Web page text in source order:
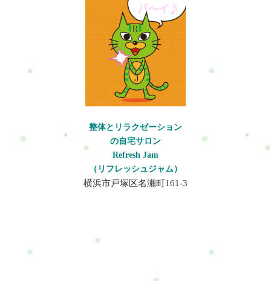
index:10000 !important;}.ui-datepicker-calendar th,.ui-datepicker-
calendar td{min-width:unset !important;}select.ui-datepicker-
year,select.ui-datepicker-month{height:2em
!important;gap:5px;}span.del + span.del{display:none !important;}お
問合せ・ご予約フォーム内容の確認以下の内容で送信します。
よろしいですか？氏名必須メールアドレス必須お問い合わせ内
容必須お問い合わせ内容によっては回答できない場合もござい
ご同意の上、お問い合わせ内容の確認に進んでください。
常のストレッチや体のケアを行い、筋肉のバランスを整えるこ
とが大切です。整体を取り入れることで、姿勢改善や疲労の軽
減にもつながります。初めての方はまずこちらへRefresh Jamー
ロードマップ◆ 安心できる施術を、1度体験してみるお申し込み
方法はこちら・ホットペッパービューティー…予約可・LINE公
式…予約・トークでやり取り・お得情報・楽天ビューティー…
予約可・minimo…予約可・誰でも使えるWEB予約…予約可※掲
載サイトによって料金やコースが違います。無理なく、安心し
て選んでくださいね。#ui-datepicker-div{z-index:10000
!important;}.ui-datepicker-calendar th,.ui-datepicker-calendar td{min-
width:unset !important;}select.ui-datepicker-year,select.ui-datepicker-
month{height:2em !important;gap:5px;}span.del +
span.del{display:none !important;}お問合せ・ご予約フォーム内容
ため、定期的な体のケアを行うことで不調の予防にもつながり
ます。横浜市戸塚区で体の不調にお悩みの方は、整体・自宅サ
ロンRefresh Jamへお気軽にご相談ください。肩こりや腰痛など
日常生活で起こりやすい不調のケアを通して、今の生活や仕事
を続けられるカラダとココロづくりをサポートしています。よ
くある質問Q:保育士はなぜ腰痛になりやすいのですか？A：子ど
もを抱っこする動作や中腰姿勢が多いため、腰の筋肉や骨盤に
負担がかかりやすいからです。膝を使って持ち上げる動作を意
ありますか？A：肩甲骨を動かすストレッチや胸の筋肉を伸ばす
体操が効果的です。小胸筋の緊張を緩めることで肩こりの予防
につながります。Q:整体は保育士の体のケアに向いています
か？A：はい。整体では姿勢バランスや筋肉の緊張を整えること
で、肩こりや腰痛などの負担を軽減するサポートができます。
の予防や改善につながります。体の不調を感じたときは早めの
ケアを行い、無理をしないことが大切です。初めての方はまず
ある小胸筋が縮み、肩甲骨の位置が変わることで肩こりや首こ
りが悪化しやすくなります。放置するとどうなる 体の不調をそ
のままにしておくと、次のような問題につながることがありま
す。・慢性的な肩こり・腰痛の悪化・頭痛・腕のしびれ・疲労
感の増加筋肉の緊張が続くと血流が悪くなり、疲労物質が溜ま
りやすくなるため不調が慢性化しやすくなります。改善方法 幼
稚園教諭の体の不調を改善するためには、日常の体の使い方を
見直すことが大切です。・抱っこは膝を使って持ち上げる・背
や肩の軽い体操・入浴で血流を良くする肩甲骨周りを動かすこ
とで僧帽筋や肩甲挙筋の緊張が緩み、肩こりや首こりの予防に
つながります。整体で出来ること 整体では筋肉の緊張を緩めな
がら、姿勢バランスを整える施術を行います。例えば・肩甲骨
の可動域調整・背骨のバランス調整・骨盤の歪み調整・筋肉の
整体・自宅サロンRefresh Jamへお気軽にご相談ください。肩こ
りや腰痛など日常生活で起こりやすい不調のケアを通して、今
痛・背中の張り・頭痛・腕や手首の疲れ・疲労感・自律神経の
乱れ特に赤ちゃんの抱っこや寝かしつけの姿勢は、肩や腰の筋
肉に大きな負担がかかりやすい動作です。ベビーシッターに多
い体の不調 ベビーシッターの体には、育児サポートによる様々
な負担がかかります。例えば・赤ちゃんの抱っこ・授乳サポー
ト・おむつ替え・寝かしつけ・床での遊びこれらの動作では・
僧帽筋・肩甲挙筋・小胸筋などの筋肉が緊張しやすくなりま
りや首こりの原因になります。なぜ体の不調が起きやすいのか
ベビーシッターの体の不調には、仕事特有の姿勢や動作が関係
しています。主な原因・長時間の抱っこ・前かがみ姿勢・中腰
姿勢・腕や肩の使い過ぎ・休憩が少ないこれらの状態が続く
と・筋肉の血流低下・関節の可動域低下・姿勢バランスの崩れ
しておくと、次のような問題につながることがあります。・慢
性的な肩こり・腰痛の悪化・頭痛・腕のしびれ・疲労感の増加
なるため不調が慢性化しやすくなります。改善方法 ベビーシッ
整体とリラクゼーション
の自宅サロン
Refresh Jam
（リフレッシュジャム）
横浜市戸塚区名瀬町161-3